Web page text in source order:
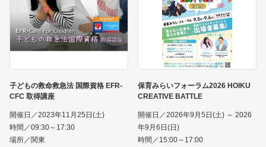
子どもの救命救急法 国際資格 EFR-
CFC 取得講座
開催日／2023年11月25日(土)
時間／09:30～17:30
場所／関東
保育みらいフォーラム2026 HOIKU
CREATIVE BATTLE
開催日／2026年9月5日(土) ～ 2026
年9月6日(日)
時間／15:00～17:00